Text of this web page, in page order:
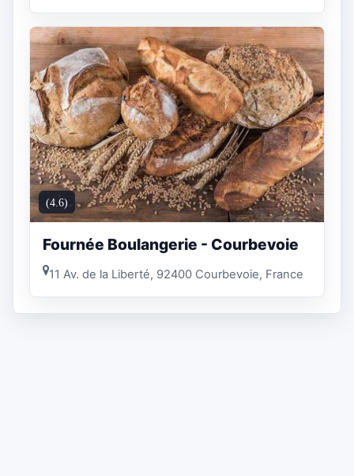
(4.6)
Fournée Boulangerie - Courbevoie
11 Av. de la Liberté, 92400 Courbevoie, France